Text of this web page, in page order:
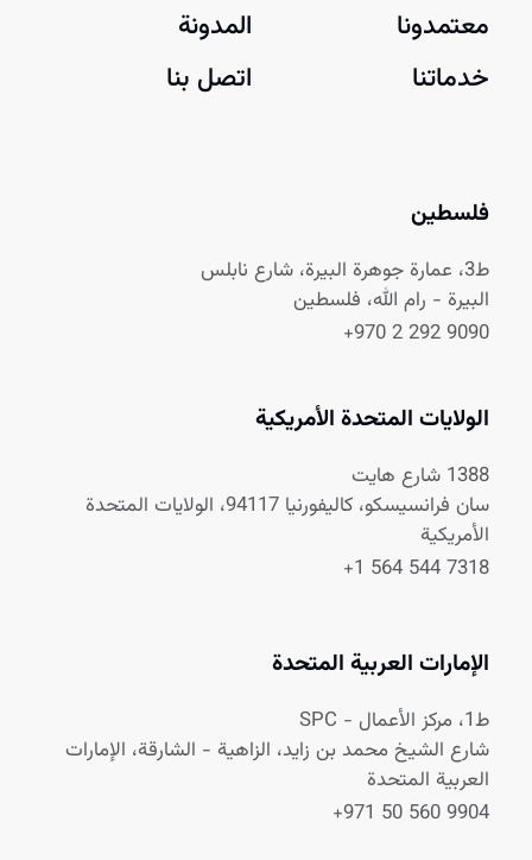
معتمدونا
خدماتنا
المدونة
اتصل بنا
فلسطين
ط3، عمارة جوهرة البيرة، شارع نابلس
البيرة - رام الله، فلسطين
+970 2 292 9090
الولايات المتحدة الأمريكية
1388 شارع هايت
سان فرانسيسكو، كاليفورنيا 94117، الولايات المتحدة
الأمريكية
+1 564 544 7318
الإمارات العربية المتحدة
ط1، مركز الأعمال - SPC
شارع الشيخ محمد بن زايد، الزاهية - الشارقة، الإمارات
العربية المتحدة
+971 50 560 9904